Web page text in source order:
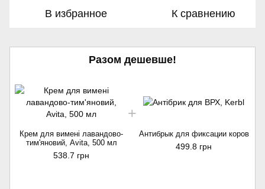
В избранное К сравнению
Разом дешевше!
Крем для вимені лавандово-
тим'яновий, Avita, 500 мл
538.7 грн
Антибрык для фиксации коров
499.8 грн